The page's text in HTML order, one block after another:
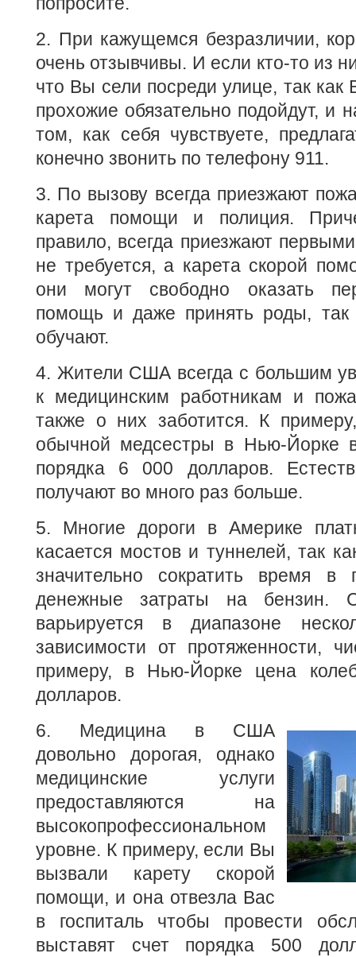
2. При кажущемся безразличии,
очень отзывчивы. И если кто-то из
что Вы сели посреди улице, так как
прохожие обязательно подойдут, и
том, как себя чувствуете,
конечно звонить по телефону 911.
3. По вызову всегда приезжают
карета помощи и полиция.
правило, всегда приезжают
не требуется, а карета скорой
они могут свободно оказать
помощь и даже принять роды, так
обучают.
4. Жители США всегда с большим
к медицинским работникам и
также о них заботится. К
обычной медсестры в Нью-Йорке
порядка 6 000 долларов.
получают во много раз больше.
5. Многие дороги в Америке
касается мостов и туннелей, так
значительно сократить время
денежные затраты на бензин.
варьируется в диапазоне
зависимости от протяженности,
примеру, в Нью-Йорке цена
долларов.
6. Медицина в США
довольно дорогая, однако
медицинские услуги
предоставляются на
высокопрофессиональном
уровне. К примеру, если Вы
вызвали карету скорой
помощи, и она отвезла Вас
в госпиталь чтобы провести
выставят счет порядка 500